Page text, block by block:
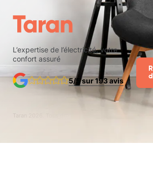
L’expertise de l’électricité, votre
confort assuré
5/5 sur 193 avis